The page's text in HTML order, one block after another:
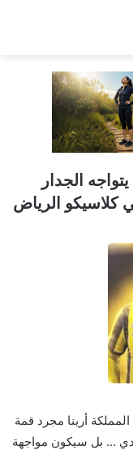
الجدار
كلاسيكو الرياض
أرينا مجرد قمة
… بل سيكون مواجهة